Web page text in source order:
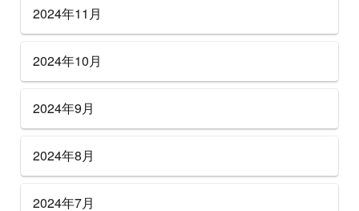
2024年11月
2024年10月
2024年9月
2024年8月
2024年7月